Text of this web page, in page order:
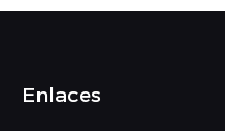
Enlaces